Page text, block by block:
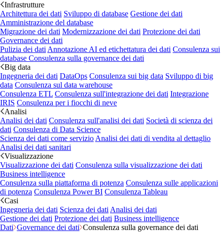
Infrastrutture
Architettura dei dati Sviluppo di database Gestione dei dati
Amministrazione del database
Migrazione dei dati Modernizzazione dei dati Protezione dei dati
Governance dei dati
Pulizia dei dati Annotazione AI ed etichettatura dei dati Consulenza sui
database Consulenza sulla governance dei dati
Big data
Ingegneria dei dati DataOps Consulenza sui big data Sviluppo di big
data Consulenza sul data warehouse
Consulenza ETL Consulenza sull'integrazione dei dati Integrazione
IRIS Consulenza per i fiocchi di neve
Analisi
Analisi dei dati Consulenza sull'analisi dei dati Società di scienza dei
dati Consulenza di Data Science
Scienza dei dati come servizio Analisi dei dati di vendita al dettaglio
Analisi dei dati sanitari
Visualizzazione
Visualizzazione dei dati Consulenza sulla visualizzazione dei dati
Business intelligence
Consulenza sulla piattaforma di potenza Consulenza sulle applicazioni
di potenza Consulenza Power BI Consulenza Tableau
Casi
Ingegneria dei dati Scienza dei dati Analisi dei dati
Gestione dei dati Protezione dei dati Business intelligence
Dati Governance dei dati Consulenza sulla governance dei dati